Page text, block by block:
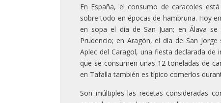
En España, el consumo de caracoles
sobre todo en épocas de hambruna. Hoy
en sopa el día de San Juan; en Álava se
Prudencio; en Aragón, el día de San
Aplec del Caragol, una fiesta declarada
que se consumen unas 12 toneladas de
en Tafalla también es típico comerlos
Son múltiples las recetas consideradas